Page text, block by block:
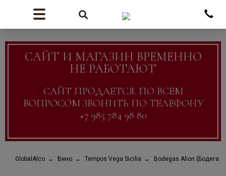
САЙТ И МАГАЗИН ВРЕМЕННО
НЕ РАБОТАЮТ
САЙТ ПРОДАЕТСЯ. ПО ВСЕМ
ВОПРОСОМ ЗВОНИТЬ ПО ТЕЛЕФОНУ
+7 985 784 98 80
GlobalAlco Вино Tempos Vega Sicilia Bodegas Alion (Бодегас